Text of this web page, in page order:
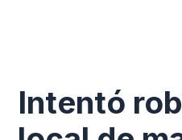
Intentó